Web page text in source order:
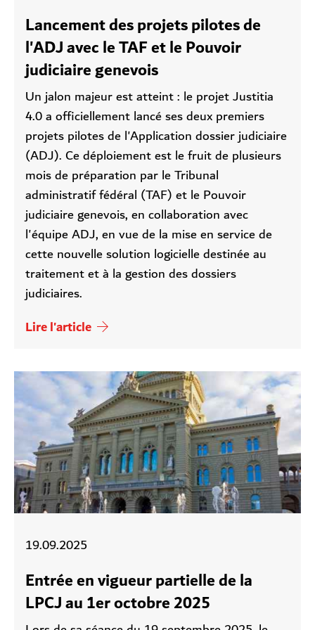
Lancement des projets pilotes de
l'ADJ avec le TAF et le Pouvoir
judiciaire genevois
Un jalon majeur est atteint : le projet Justitia
4.0 a officiellement lancé ses deux premiers
projets pilotes de l'Application dossier judiciaire
(ADJ). Ce déploiement est le fruit de plusieurs
mois de préparation par le Tribunal
administratif fédéral (TAF) et le Pouvoir
judiciaire genevois, en collaboration avec
l'équipe ADJ, en vue de la mise en service de
cette nouvelle solution logicielle destinée au
traitement et à la gestion des dossiers
judiciaires.
Lire l'article
19.09.2025
Entrée en vigueur partielle de la
LPCJ au 1er octobre 2025